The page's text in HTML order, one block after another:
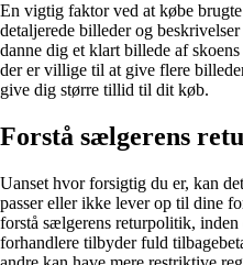
En vigtig faktor ved at købe
detaljerede billeder og
danne dig et klart billede af
der er villige til at give flere
give dig større tillid til dit køb.
Forstå sælgerens
Uanset hvor forsigtig du er, kan
passer eller ikke lever op til dine
forstå sælgerens returpolitik,
forhandlere tilbyder fuld